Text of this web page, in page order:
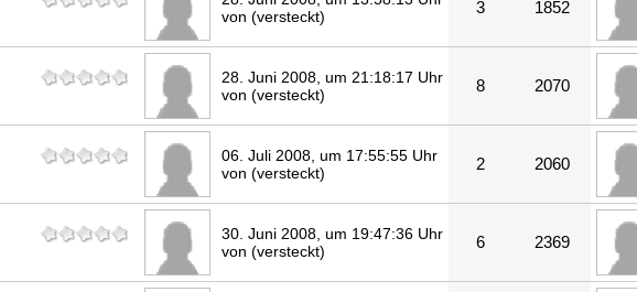
von (versteckt)
3 1852
28. Juni 2008, um 21:18:17 Uhr
von (versteckt)
8 2070
06. Juli 2008, um 17:55:55 Uhr
von (versteckt)
2 2060
30. Juni 2008, um 19:47:36 Uhr
von (versteckt)
6 2369